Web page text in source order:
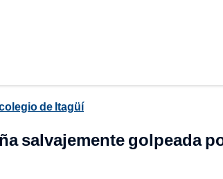
de Itagüí
salvajemente golpeada